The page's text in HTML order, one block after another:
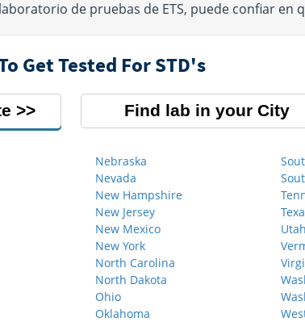
de pruebas de ETS, puede confiar en
Get Tested For STD's
Find lab in your City
Nebraska
Nevada
New Hampshire
New Jersey
New Mexico
New York
North Carolina
North Dakota
Ohio
Oklahoma
Utah